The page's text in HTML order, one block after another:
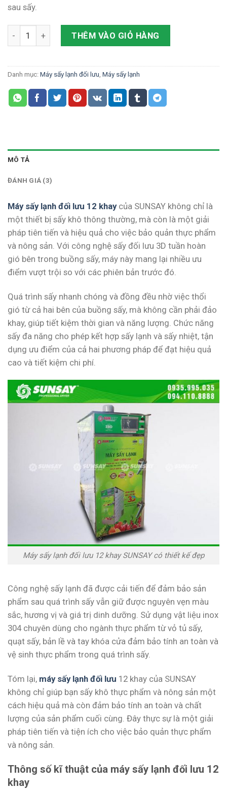
sau sấy.
Máy sấy lạnh đối lưu 12 khay HMI - Phương pháp bảo quản
THÊM VÀO GIỎ HÀNG
Danh mục: Máy sấy lạnh đối lưu Máy sấy lạnh
MÔ TẢ
ĐÁNH GIÁ (3)
Máy sấy lạnh đối lưu 12 khaycủa SUNSAY không chỉ là
một thiết bị sấy khô thông thường, mà còn là một giải
pháp tiên tiến và hiệu quả cho việc bảo quản thực phẩm
và nông sản. Với công nghệ sấy đối lưu 3D tuần hoàn
gió bên trong buồng sấy, máy này mang lại nhiều ưu
điểm vượt trội so với các phiên bản trước đó.
Quá trình sấy nhanh chóng và đồng đều nhờ việc thổi
gió từ cả hai bên của buồng sấy, mà không cần phải đảo
khay, giúp tiết kiệm thời gian và năng lượng. Chức năng
sấy đa năng cho phép kết hợp sấy lạnh và sấy nhiệt, tận
dụng ưu điểm của cả hai phương pháp để đạt hiệu quả
cao và tiết kiệm chi phí.
Máy sấy lạnh đối lưu 12 khay SUNSAY có thiết kế đẹp
Công nghệ sấy lạnh đã được cải tiến để đảm bảo sản
phẩm sau quá trình sấy vẫn giữ được nguyên vẹn màu
sắc, hương vị và giá trị dinh dưỡng. Sử dụng vật liệu inox
304 chuyên dùng cho ngành thực phẩm từ vỏ tủ sấy,
quạt sấy, bản lề và tay khóa cửa đảm bảo tính an toàn và
vệ sinh thực phẩm trong quá trình sấy.
Tóm lại, máy sấy lạnh đối lưu 12 khay của SUNSAY
không chỉ giúp bạn sấy khô thực phẩm và nông sản một
cách hiệu quả mà còn đảm bảo tính an toàn và chất
lượng của sản phẩm cuối cùng. Đây thực sự là một giải
pháp tiên tiến và tiện ích cho việc bảo quản thực phẩm
và nông sản.
Thông số kĩ thuật của máy sấy lạnh đối lưu 12
khay